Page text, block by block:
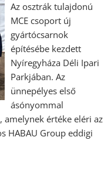
Az osztrák tulajdonú
MCE csoport új
gyártócsarnok
építésébe kezdett
Nyíregyháza Déli Ipari
Parkjában. Az
ünnepélyes első
ásónyommal
amelynek értéke eléri az
HABAU Group eddigi